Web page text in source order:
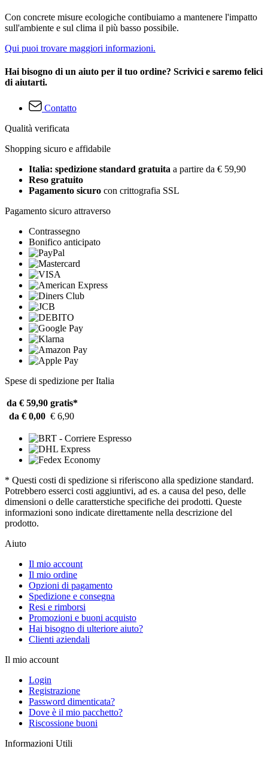
Con concrete misure ecologiche contibuiamo a mantenere l'impatto
sull'ambiente e sul clima il più basso possibile.
Qui puoi trovare maggiori informazioni.
Hai bisogno di un aiuto per il tuo ordine? Scrivici e saremo felici
di aiutarti.
Contatto
Qualità verificata
Shopping sicuro e affidabile
Italia: spedizione standard gratuita a partire da € 59,90
Reso gratuito
Pagamento sicuro con crittografia SSL
Pagamento sicuro attraverso
Contrassegno
Bonifico anticipato
Spese di spedizione per Italia
da € 59,90 gratis*
da € 0,00 € 6,90
* Questi costi di spedizione si riferiscono alla spedizione standard.
Potrebbero esserci costi aggiuntivi, ad es. a causa del peso, delle
dimensioni o delle caratterstiche specifiche dei prodotti. Queste
informazioni sono indicate direttamente nella descrizione del
prodotto.
Aiuto
Il mio account
Il mio ordine
Opzioni di pagamento
Spedizione e consegna
Resi e rimborsi
Promozioni e buoni acquisto
Hai bisogno di ulteriore aiuto?
Clienti aziendali
Il mio account
Login
Registrazione
Password dimenticata?
Dove è il mio pacchetto?
Riscossione buoni
Informazioni Utili